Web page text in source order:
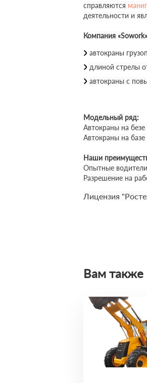
справляются
деятельности и
Компания
автокраны
длиной стрелы
автокраны с
Модельный ряд:
Автокраны на
Автокраны на
Наши
Опытные
Разрешение на
Лицензия
Вам также